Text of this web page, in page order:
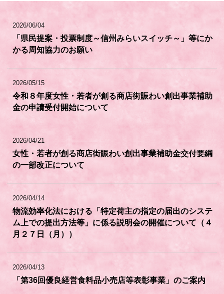
2026/06/04
「県民提案・投票制度～信州みらいスイッチ～」等にか
かる周知協力のお願い
2026/05/15
令和８年度女性・若者が創る商店街賑わい創出事業補助
金の申請受付開始について
2026/04/21
女性・若者が創る商店街賑わい創出事業補助金交付要綱
の一部改正について
2026/04/14
物流効率化法における「特定荷主の指定の届出のシステ
ム上での提出方法等」に係る説明会の開催について（４
月２７日（月））
2026/04/13
「第36回優良経営食料品小売店等表彰事業」のご案内